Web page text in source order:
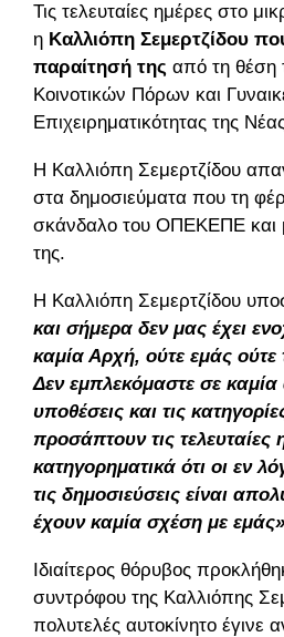
Τις τελευταίες ημέρες στο
η Καλλιόπη Σεμερτζίδου
παραίτησή της από τη θέση
Κοινοτικών Πόρων και
Επιχειρηματικότητας της
Η Καλλιόπη Σεμερτζίδου
στα δημοσιεύματα που τη
σκάνδαλο του ΟΠΕΚΕΠΕ και
της.
Η Καλλιόπη Σεμερτζίδου
και σήμερα δεν μας έχει
καμία Αρχή, ούτε εμάς ούτε
Δεν εμπλεκόμαστε σε καμία
υποθέσεις και τις
προσάπτουν τις
κατηγορηματικά ότι οι εν
τις δημοσιεύσεις είναι
έχουν καμία σχέση με
Ιδιαίτερος θόρυβος
συντρόφου της Καλλιόπης
πολυτελές αυτοκίνητο έγινε